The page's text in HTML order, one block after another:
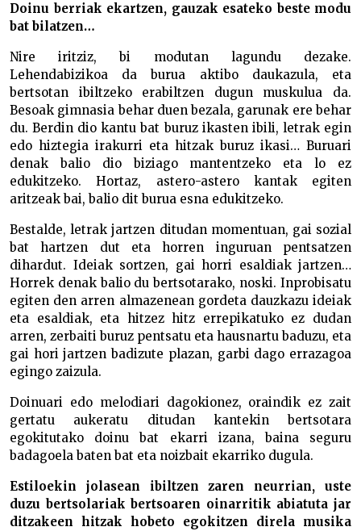
Doinu berriak ekartzen, gauzak esateko beste modu
bat bilatzen…
Nire iritziz, bi modutan lagundu dezake.
Lehendabizikoa da burua aktibo daukazula, eta
bertsotan ibiltzeko erabiltzen dugun muskulua da.
Besoak gimnasia behar duen bezala, garunak ere behar
du. Berdin dio kantu bat buruz ikasten ibili, letrak egin
edo hiztegia irakurri eta hitzak buruz ikasi… Buruari
denak balio dio biziago mantentzeko eta lo ez
edukitzeko. Hortaz, astero-astero kantak egiten
aritzeak bai, balio dit burua esna edukitzeko.
Bestalde, letrak jartzen ditudan momentuan, gai sozial
bat hartzen dut eta horren inguruan pentsatzen
dihardut. Ideiak sortzen, gai horri esaldiak jartzen…
Horrek denak balio du bertsotarako, noski. Inprobisatu
egiten den arren almazenean gordeta dauzkazu ideiak
eta esaldiak, eta hitzez hitz errepikatuko ez dudan
arren, zerbaiti buruz pentsatu eta hausnartu baduzu, eta
gai hori jartzen badizute plazan, garbi dago errazagoa
egingo zaizula.
Doinuari edo melodiari dagokionez, oraindik ez zait
gertatu aukeratu ditudan kantekin bertsotara
egokitutako doinu bat ekarri izana, baina seguru
badagoela baten bat eta noizbait ekarriko dugula.
Estiloekin jolasean ibiltzen zaren neurrian, uste
duzu bertsolariak bertsoaren oinarritik abiatuta jar
ditzakeen hitzak hobeto egokitzen direla musika